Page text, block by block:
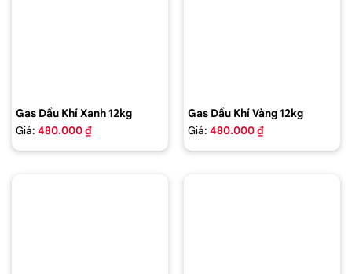
Gas Dầu Khí Xanh 12kg
Giá: 480.000 ₫
Gas Dầu Khí Vàng 12kg
Giá: 480.000 ₫